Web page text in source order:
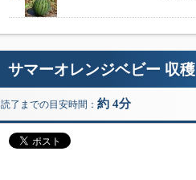
サマーオレンジベビー 収穫
読了までの目安時間： 約 4分